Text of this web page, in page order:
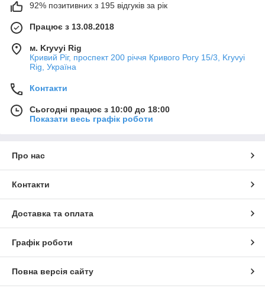
92% позитивних з 195 відгуків за рік
Працює з 13.08.2018
м. Kryvyi Rig
Кривий Ріг, проспект 200 річчя Кривого Рогу 15/3, Kryvyi
Rig, Україна
Контакти
Сьогодні працює з 10:00 до 18:00
Показати весь графік роботи
Про нас
Контакти
Доставка та оплата
Графік роботи
Повна версія сайту